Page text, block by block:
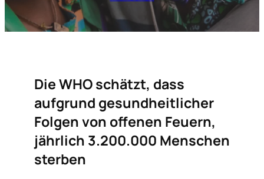
Die WHO schätzt, dass
aufgrund gesundheitlicher
Folgen von offenen Feuern,
jährlich 3.200.000 Menschen
sterben